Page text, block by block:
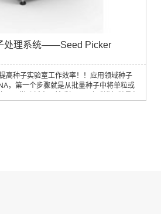
处理系统——Seed Picker
高种子实验室工作效率！！应用领域种子
，第一个步骤就是从批量种子中将单粒或